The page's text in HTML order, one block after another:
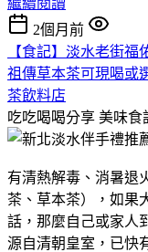
2個月前
【食記】淡水老街福
祖傳草本茶可現喝或
茶飲料店
吃吃喝喝分享 美味食
有清熱解毒、消暑退
茶、草本茶），如果
話，那麼自己或家人
源自清朝皇室，已快